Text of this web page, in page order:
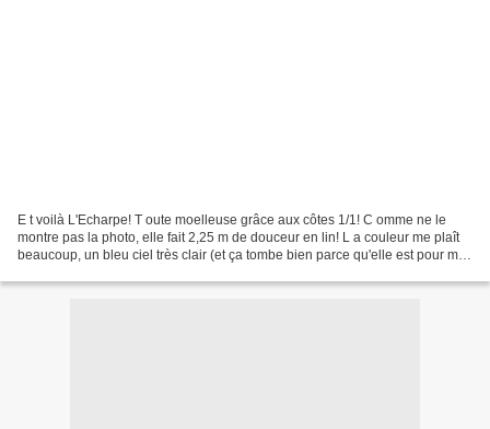
E t voilà L'Echarpe! T oute moelleuse grâce aux côtes 1/1! C omme ne le
montre pas la photo, elle fait 2,25 m de douceur en lin! L a couleur me plaît
beaucoup, un bleu ciel très clair (et ça tombe bien parce qu'elle est pour moi